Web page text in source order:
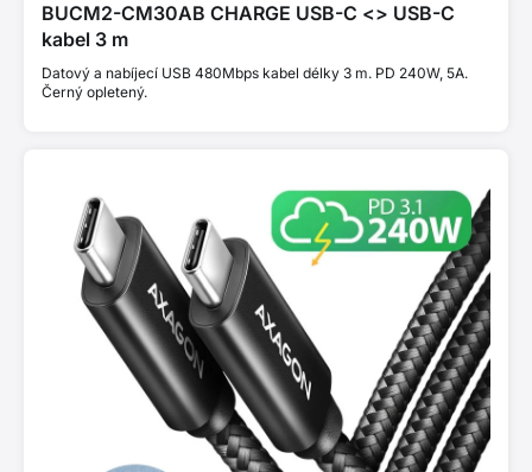
BUCM2-CM30AB CHARGE USB-C <> USB-C
kabel 3 m
Datový a nabíjecí USB 480Mbps kabel délky 3 m. PD 240W, 5A.
Černý opletený.